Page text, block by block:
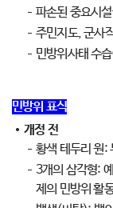
파손된 중요시
주민지도, 군사
민방위사태 수
민방위 표식
개정 전
황색 테두리 원:
3개의 삼각형:
제의 민방위 활